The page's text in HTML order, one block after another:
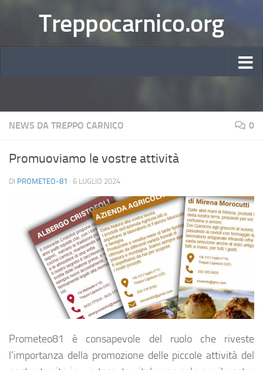
Treppocarnico.org
NEWS DA TREPPO CARNICO 0
Promuoviamo le vostre attività
DI PROMETEO-81 · 6 LUGLIO 2024
Prometeo81 è consapevole del ruolo che riveste
l’importanza della promozione delle piccole attività del